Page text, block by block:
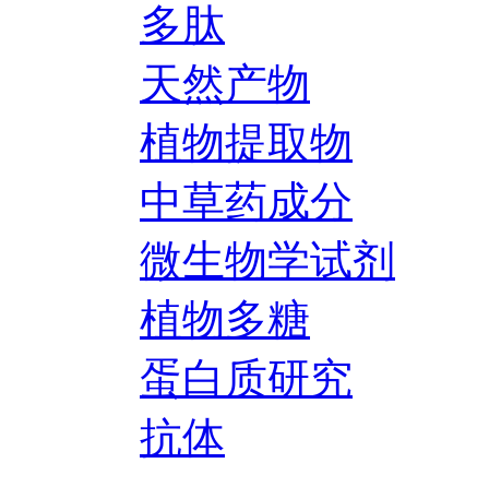
多肽
天然产物
植物提取物
中草药成分
微生物学试剂
植物多糖
蛋白质研究
抗体